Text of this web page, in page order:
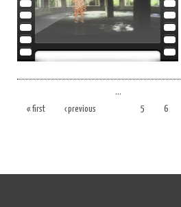
« first ‹ previous
…
5
6